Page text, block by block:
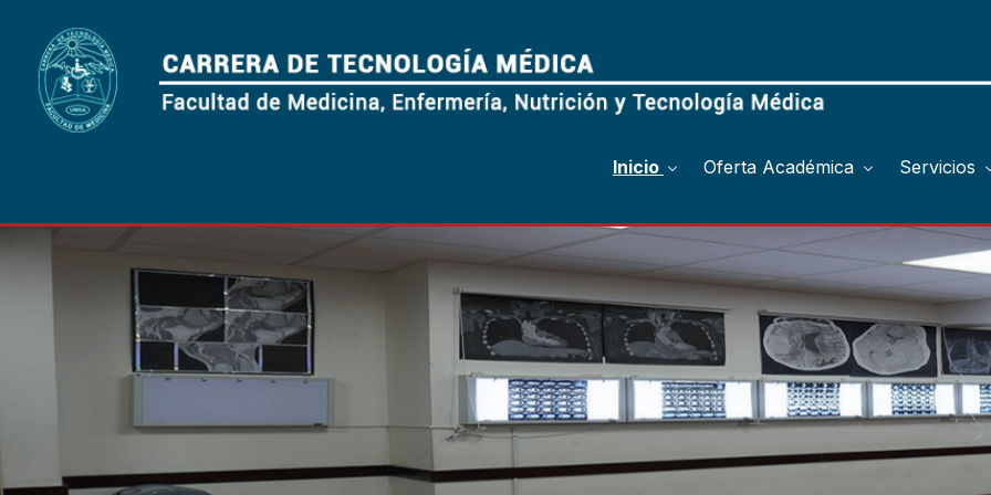
Inicio Oferta Académica Servicios